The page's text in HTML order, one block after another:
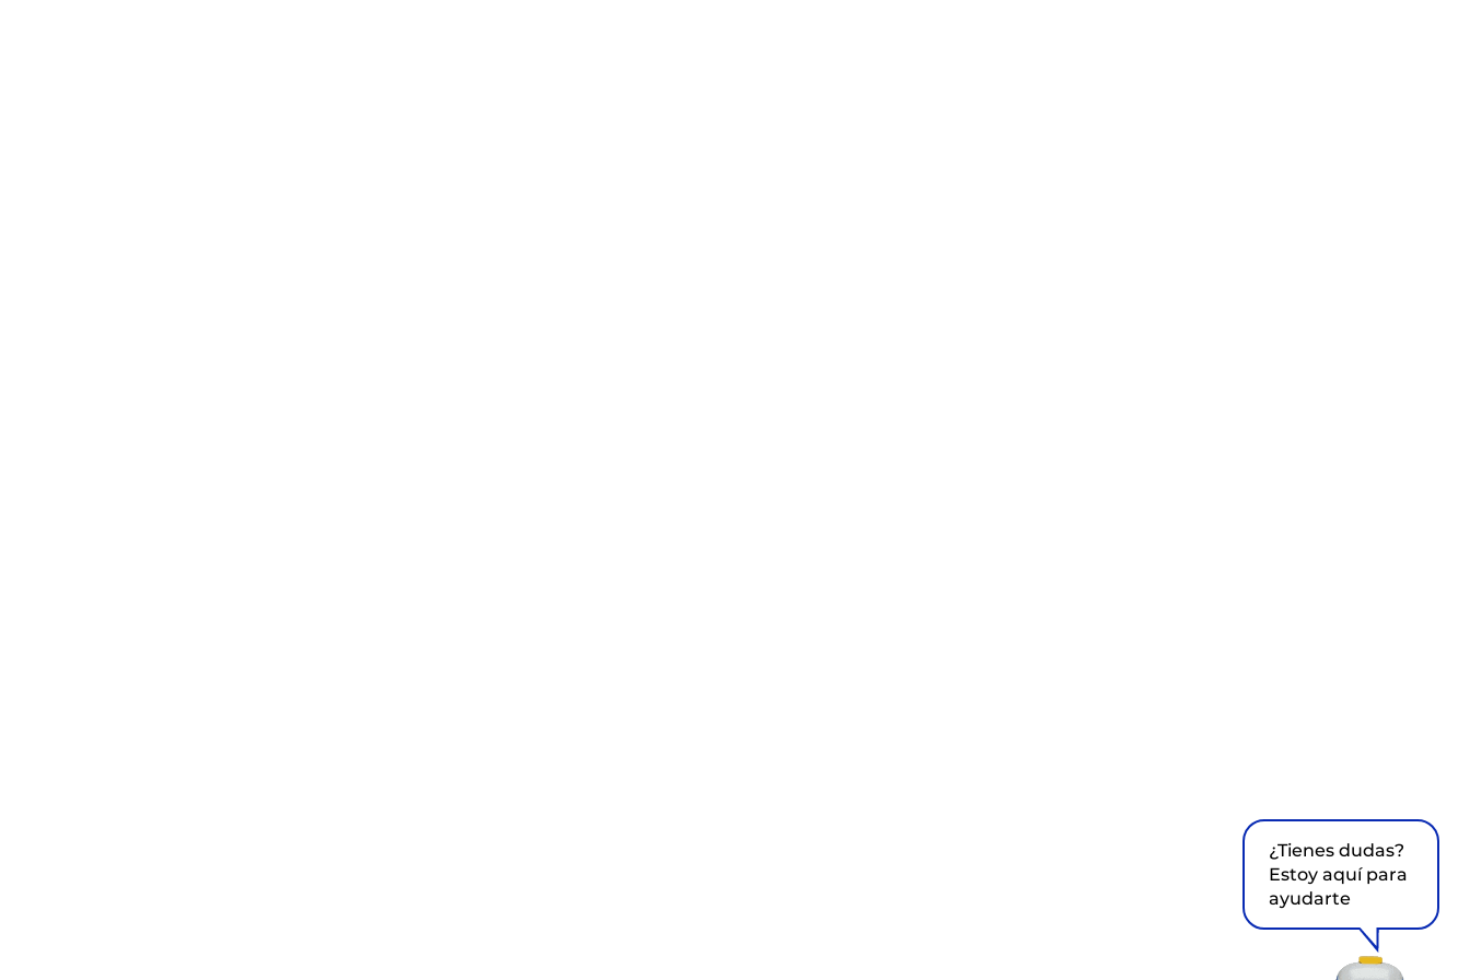
¿Tienes dudas?
Estoy aquí para
ayudarte